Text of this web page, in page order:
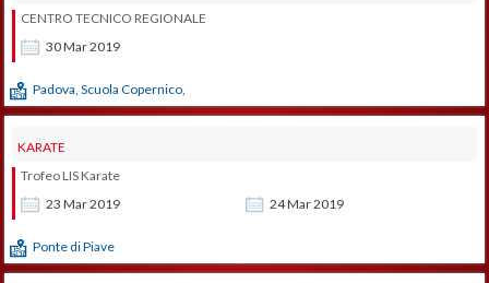
30Mar2019
CENTRO TECNICO REGIONALE
Padova, Scuola Copernico,
KARATE
23 Mar2019 24Mar2019
Trofeo LIS Karate
Ponte di Piave